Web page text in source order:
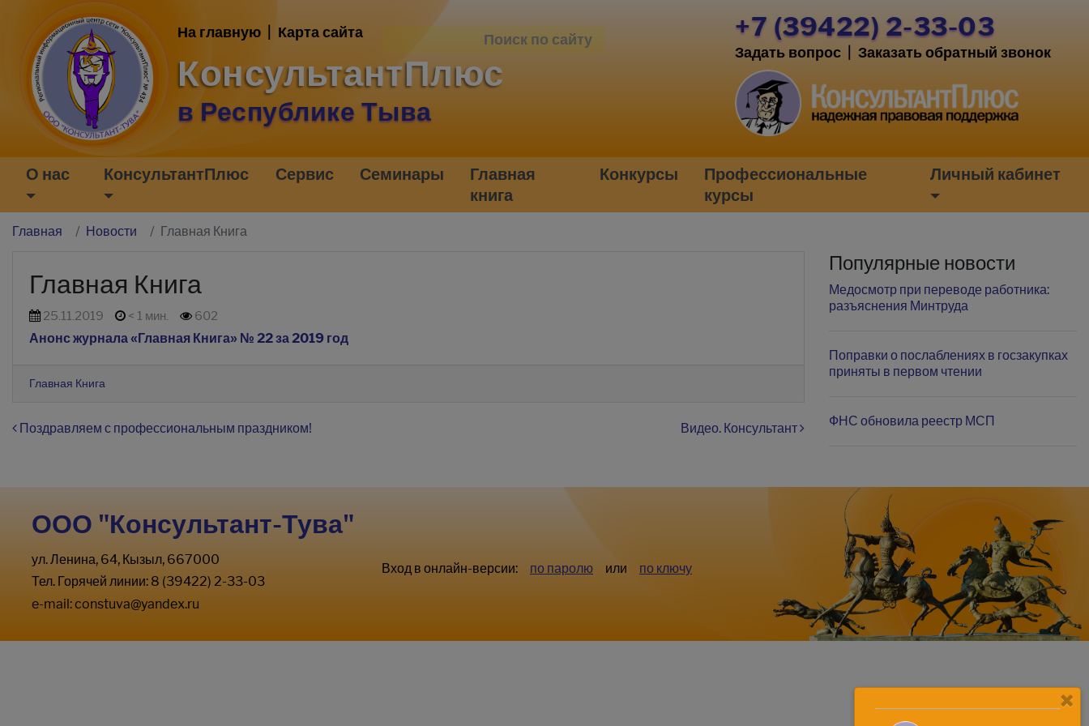
На главную Карта сайта
КонсультантПлюс
в Республике Тыва
+7 (39422) 2-33-03
Задать вопрос Заказать обратный звонок
О нас КонсультантПлюс Сервис Семинары
Главная
книга
Конкурсы
Профессиональные
курсы
Личный кабинет
Главная Новости Главная Книга
Главная Книга
25.11.2019 < 1 мин. 602
Анонс журнала «Главная Книга» № 22 за 2019 год
Главная Книга
Навигация по записям
Поздравляем с профессиональным праздником! Видео. Консультант
Популярные новости
Медосмотр при переводе работника:
разъяснения Минтруда
Поправки о послаблениях в госзакупках
приняты в первом чтении
ФНС обновила реестр МСП
ООО "Консультант-Тува"
ул. Ленина, 64, Кызыл, 667000
Тел. Горячей линии: 8 (39422) 2-33-03
e-mail:constuva@yandex.ru
Вход в онлайн-версии: по паролю или по ключу